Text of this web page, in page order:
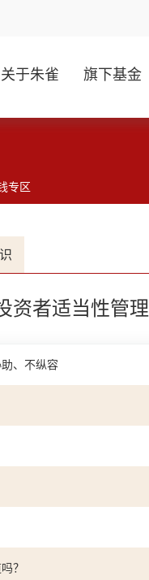
关于朱雀 旗下基金
专区
资者适当性管理
、不纵容
？